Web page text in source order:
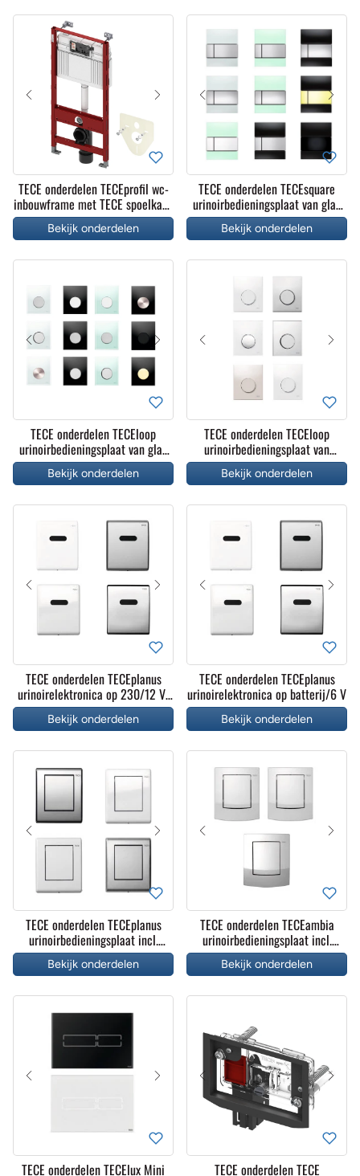
TECE onderdelen TECEprofil wc-
inbouwframe met TECE spoelkast,
frontbediening, bouwhoogte 1120
mm
Bekijk onderdelen
TECE onderdelen TECEsquare
urinoirbedieningsplaat van glas
inclusief cartouche
Bekijk onderdelen
TECE onderdelen TECEloop
urinoirbedieningsplaat van glas
incl. cartouche
Bekijk onderdelen
TECE onderdelen TECEloop
urinoirbedieningsplaat van
kunststof incl. cartouche
Bekijk onderdelen
TECE onderdelen TECEplanus
urinoirelektronica op 230/12 V-
adapter
Bekijk onderdelen
TECE onderdelen TECEplanus
urinoirelektronica op batterij/6 V
Bekijk onderdelen
TECE onderdelen TECEplanus
urinoirbedieningsplaat incl.
cartouche
Bekijk onderdelen
TECE onderdelen TECEambia
urinoirbedieningsplaat incl.
cartouche
Bekijk onderdelen
TECE onderdelen TECElux Mini TECE onderdelen TECE